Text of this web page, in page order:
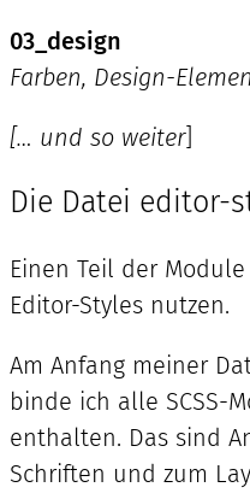
03_design
Farben, Design-
[… und so weiter]
Die Datei editor-
Einen Teil der
Editor-Styles nutzen.
Am Anfang meiner
binde ich alle SCSS-
enthalten. Das sind
Schriften und zum